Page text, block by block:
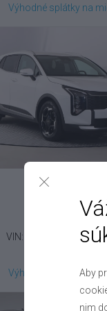
Výhodné splátky na
Sportage
1.6 T-GDI , 2025
VIN:
Výhodné splátky na
Aby
nim